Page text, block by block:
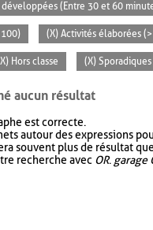
développées (Entre 30 et 60
(X) Activités élaborées
Hors classe (X) Sporadiques
aucun résultat
est correcte.
autour des expressions
souvent plus de résultat que
recherche avec OR. garage